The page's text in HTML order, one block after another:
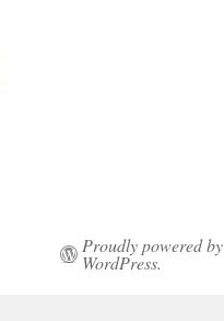
Proudly powered by
WordPress.